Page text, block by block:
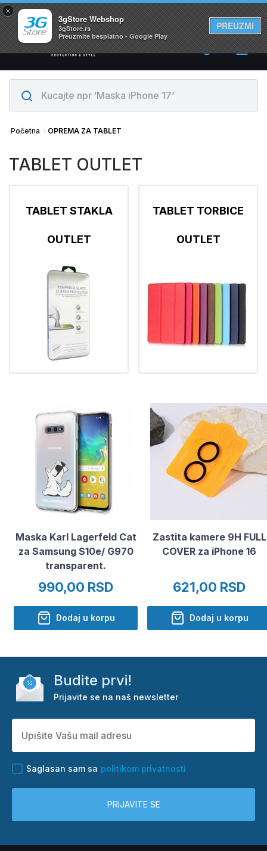
×
3gStore Webshop
3gStore.rs
Preuzmite besplatno - Google Play
PREUZMI
Svi proizvodi su na lageru. Slanje istog dana!
0
Početna OPREMA ZA TABLET
TABLET OUTLET
TABLET STAKLA
OUTLET
TABLET TORBICE
OUTLET
Maska Karl Lagerfeld Cat
za Samsung S10e/ G970
transparent.
990,00 RSD
Dodaj u korpu
Zastita kamere 9H FULL
COVER za iPhone 16
621,00 RSD
Dodaj u korpu
Budite prvi!
Prijavite se na naš newsletter
Saglasan sam sa politikom privatnosti
PRIJAVITE SE